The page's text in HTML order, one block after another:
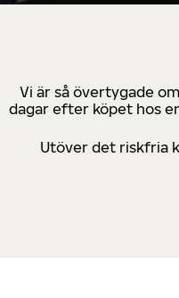
Vi är så övertygade
dagar efter köpet hos
Utöver det riskfria